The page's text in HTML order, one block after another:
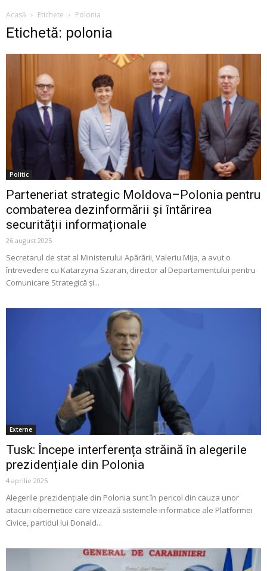
Acasă Etichete Polonia
Etichetă: polonia
Politic
Parteneriat strategic Moldova–Polonia pentru
combaterea dezinformării și întărirea
securității informaționale
26 august 2025
Secretarul de stat al Ministerului Apărării, Valeriu Mija, a avut o
întrevedere cu Katarzyna Szaran, director al Departamentului pentru
Comunicare Strategică și...
Externe
Tusk: Începe interferența străină în alegerile
prezidențiale din Polonia
4 aprilie 2025
Alegerile prezidențiale din Polonia sunt în pericol din cauza unor
atacuri cibernetice care vizează sistemele informatice ale Platformei
Civice, partidul lui Donald...